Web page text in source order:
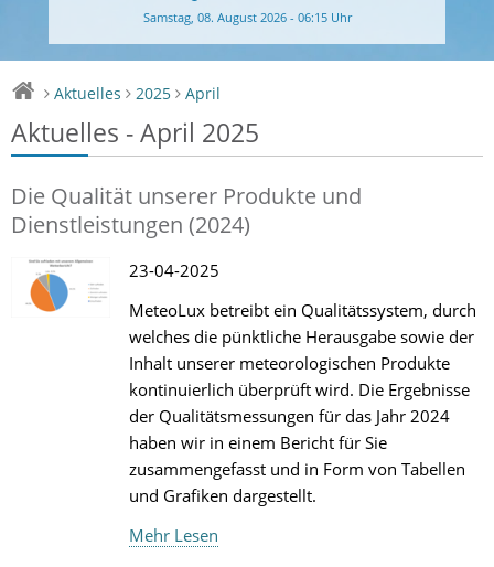
Samstag, 08. August 2026 - 06:15 Uhr
> Aktuelles > 2025 > April
Aktuelles - April 2025
Die Qualität unserer Produkte und
Dienstleistungen (2024)
23-04-2025
MeteoLux betreibt ein Qualitätssystem, durch
welches die pünktliche Herausgabe sowie der
Inhalt unserer meteorologischen Produkte
kontinuierlich überprüft wird. Die Ergebnisse
der Qualitätsmessungen für das Jahr 2024
haben wir in einem Bericht für Sie
zusammengefasst und in Form von Tabellen
und Grafiken dargestellt.
Mehr Lesen